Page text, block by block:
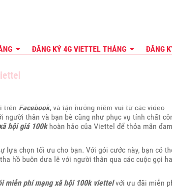
ĐĂNG KÝ 4G VIETTEL THÁNG ĐĂNG
trên Facebook, và tận hưởng niềm vui từ các video
người thân và bạn bè cũng như phục vụ tính chất
hội giá 100khoàn hảo của Viettel để thỏa mãn đam
lựa chọn tối ưu cho bạn. Với gói cước này, bạn có
hồ buôn dưa lê với người thân qua các cuộc gọi
miễn phí mạng xã hội 100k viettelvới ưu đãi miễn